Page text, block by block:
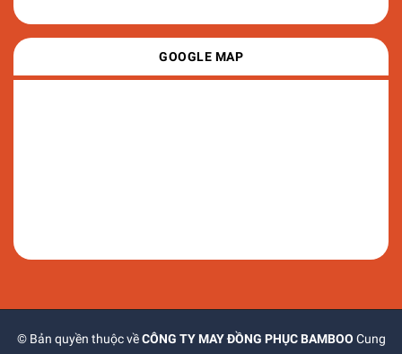
GOOGLE MAP
© Bản quyền thuộc vềCÔNG TY MAY ĐỒNG PHỤC BAMBOO Cung